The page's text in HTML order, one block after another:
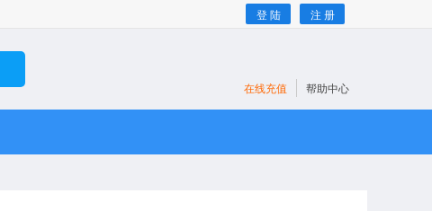
登 陆 注 册
在线充值
帮助中心